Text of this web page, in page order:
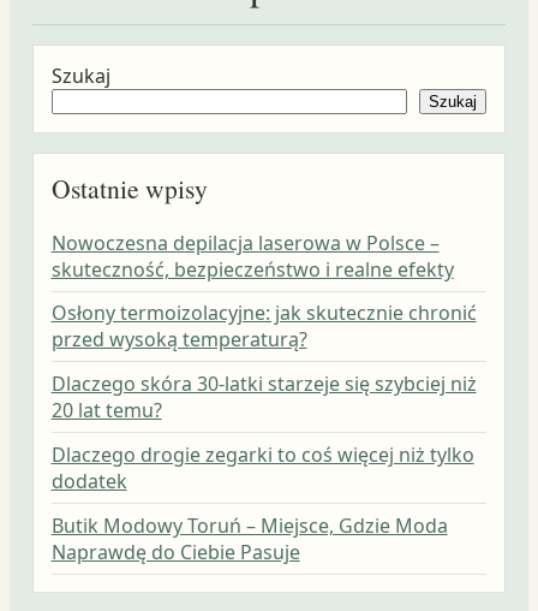
Szukaj
Szukaj
Ostatnie wpisy
Nowoczesna depilacja laserowa w Polsce –
skuteczność, bezpieczeństwo i realne efekty
Osłony termoizolacyjne: jak skutecznie chronić
przed wysoką temperaturą?
Dlaczego skóra 30-latki starzeje się szybciej niż
20 lat temu?
Dlaczego drogie zegarki to coś więcej niż tylko
dodatek
Butik Modowy Toruń – Miejsce, Gdzie Moda
Naprawdę do Ciebie Pasuje